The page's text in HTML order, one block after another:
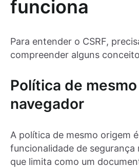
funciona
Para entender o CSRF,
compreender alguns
Política de
navegador
A política de mesmo origem
funcionalidade de segurança
que limita como um